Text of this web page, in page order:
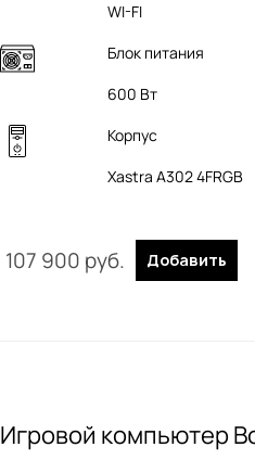
WI-FI
Блок питания
600 Вт
Корпус
Xastra A302 4FRGB
107 900 руб. Добавить
Игровой компьютер